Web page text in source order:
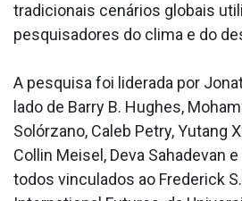
tradicionais cenários globais
pesquisadores do clima e do
A pesquisa foi liderada por
lado de Barry B. Hughes,
Solórzano, Caleb Petry, Yutang
Collin Meisel, Deva Sahadevan
todos vinculados ao Frederick